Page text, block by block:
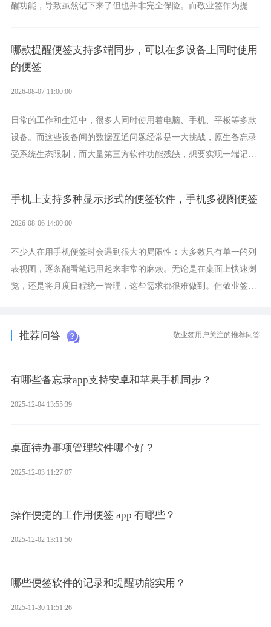
醒功能，导致虽然记下来了但也并非完全保险。而敬业签作为提醒
哪款提醒便签支持多端同步，可以在多设备上同时使用
的便签
2026-08-07 11:00:00
日常的工作和生活中，很多人同时使用着电脑、手机、平板等多款
设备。而这些设备间的数据互通问题经常是一大挑战，原生备忘录
受系统生态限制，而大量第三方软件功能残缺，想要实现一端记
手机上支持多种显示形式的便签软件，手机多视图便签
2026-08-06 14:00:00
不少人在用手机便签时会遇到很大的局限性：大多数只有单一的列
表视图，逐条翻看笔记用起来非常的麻烦。无论是在桌面上快速浏
览，还是将月度日程统一管理，这些需求都很难做到。但敬业签作
推荐问答 敬业签用户关注的推荐问答
有哪些备忘录app支持安卓和苹果手机同步？
2025-12-04 13:55:39
桌面待办事项管理软件哪个好？
2025-12-03 11:27:07
操作便捷的工作用便签 app 有哪些？
2025-12-02 13:11:50
哪些便签软件的记录和提醒功能实用？
2025-11-30 11:51:26